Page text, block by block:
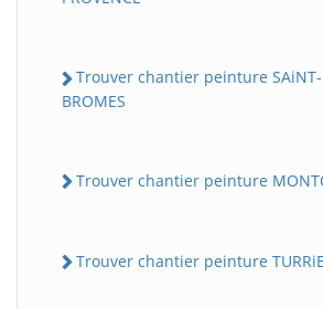
Trouver chantier peinture SAiNT-
BROMES
Trouver chantier peinture
Trouver chantier peinture